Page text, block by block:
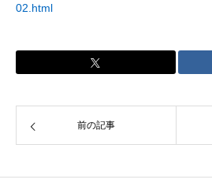
02.html
前の記事